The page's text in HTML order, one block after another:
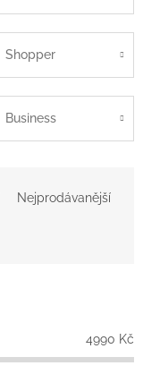
Shopper
Business
Nejprodávanější
4990 Kč